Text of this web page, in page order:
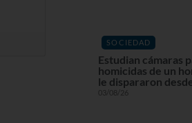
SOCIEDAD
Estudian cámaras
homicidas de un
le dispararon
03/08/26